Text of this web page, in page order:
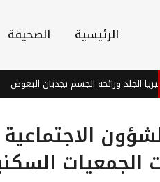
الرئيسية الصحيفة
ورائحة الجسم يجذبان البعوض
الجمعيات